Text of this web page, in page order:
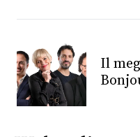
CONSIGLIA
Il